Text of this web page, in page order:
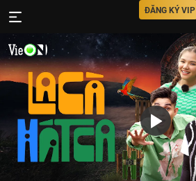
ĐĂNG KÝ VIP